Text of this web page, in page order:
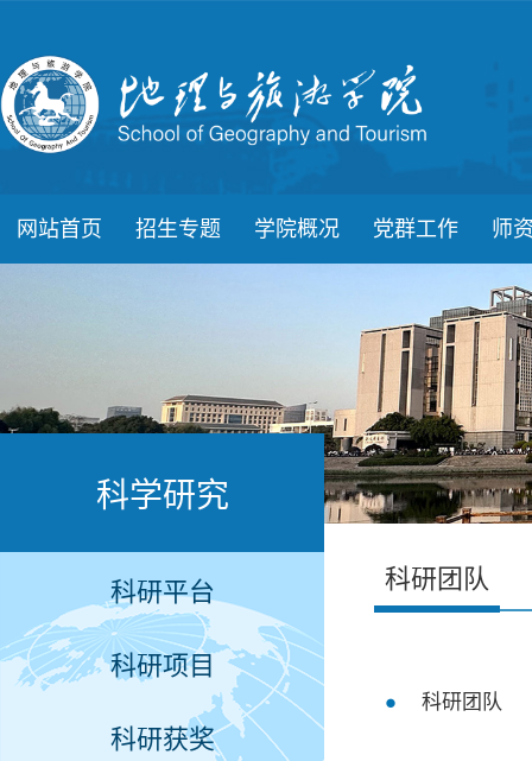
网站首页 招生专题 学院概况 党群工作 师
科学研究
科研平台
科研项目
科研获奖
科研团队
科研团队